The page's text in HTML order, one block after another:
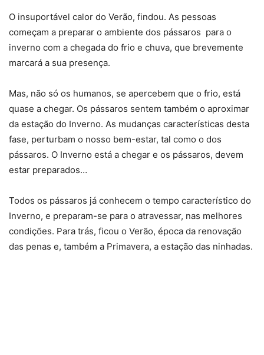
O insuportável calor do Verão, findou. As pessoas
começam a preparar o ambiente dos pássaros para o
inverno com a chegada do frio e chuva, que brevemente
marcará a sua presença.
Mas, não só os humanos, se apercebem que o frio, está
quase a chegar. Os pássaros sentem também o aproximar
da estação do Inverno. As mudanças características desta
fase, perturbam o nosso bem-estar, tal como o dos
pássaros. O Inverno está a chegar e os pássaros, devem
estar preparados…
Todos os pássaros já conhecem o tempo característico do
Inverno, e preparam-se para o atravessar, nas melhores
condições. Para trás, ficou o Verão, época da renovação
das penas e, também a Primavera, a estação das ninhadas.